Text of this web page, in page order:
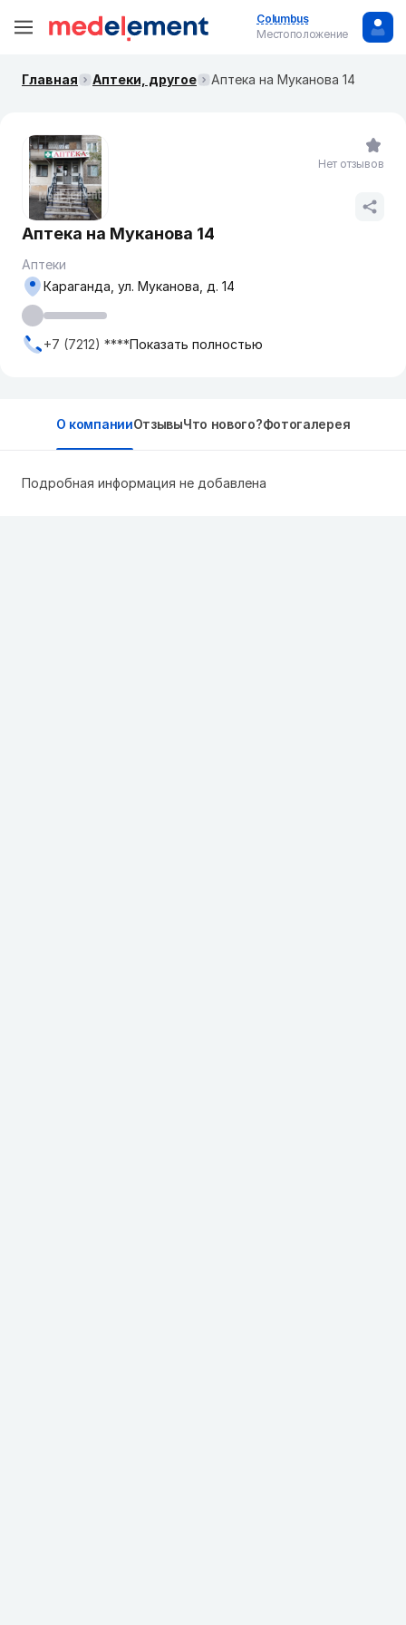
Columbus
Местоположение
Главная Аптеки, другое Аптека на Муканова 14
Аптека на Муканова 14
Аптеки
Караганда, ул. Муканова, д. 14
+7 (7212) ****Показать полностью
Нет отзывов
О компанииОтзывыЧто нового?Фотогалерея
Подробная информация не добавлена